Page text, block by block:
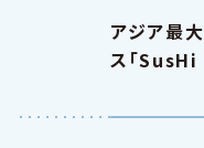
アジア最
ス「